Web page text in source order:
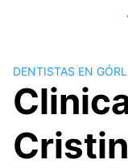
DENTISTAS EN